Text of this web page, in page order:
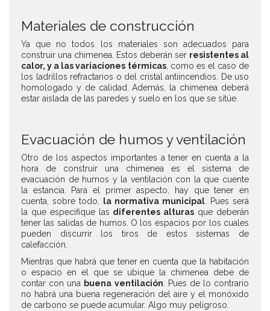
Materiales de construcción
Ya que no todos los materiales son adecuados para
construir una chimenea. Estos deberán ser resistentes al
calor, y a las variaciones térmicas, como es el caso de
los ladrillos refractarios o del cristal antiincendios. De uso
homologado y de calidad. Además, la chimenea deberá
estar aislada de las paredes y suelo en los que se sitúe.
Evacuación de humos y ventilación
Otro de los aspectos importantes a tener en cuenta a la
hora de construir una chimenea es el sistema de
evacuación de humos y la ventilación con la que cuente
la estancia. Para el primer aspecto, hay que tener en
cuenta, sobre todo, la normativa municipal. Pues será
la que especifique las diferentes alturas que deberán
tener las salidas de humos. O los espacios por los cuales
pueden discurrir los tiros de estos sistemas de
calefacción.
Mientras que habrá que tener en cuenta que la habitación
o espacio en el que se ubique la chimenea debe de
contar con una buena ventilación. Pues de lo contrario
no habrá una buena regeneración del aire y el monóxido
de carbono se puede acumular. Algo muy peligroso.